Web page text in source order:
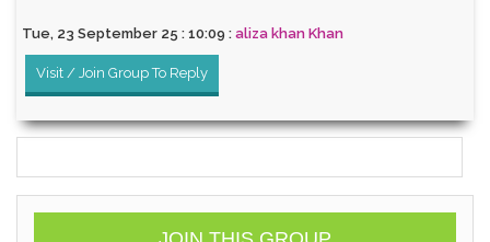
Tue, 23 September 25 : 10:09 : aliza khan Khan
Visit / Join Group To Reply